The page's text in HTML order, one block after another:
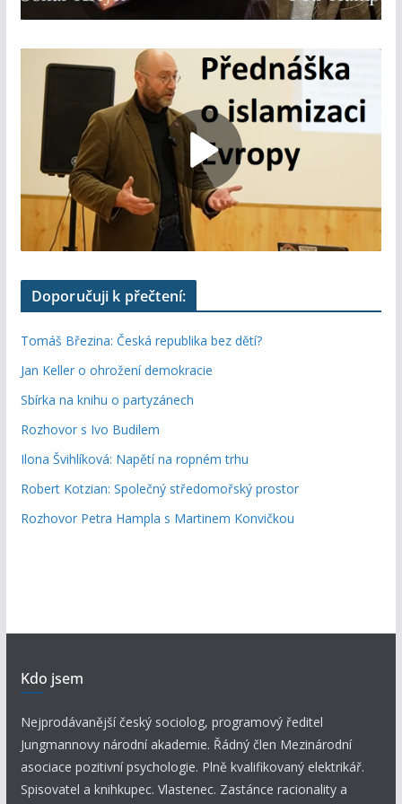
Doporučuji k přečtení:
Tomáš Březina: Česká republika bez dětí?
Jan Keller o ohrožení demokracie
Sbírka na knihu o partyzánech
Rozhovor s Ivo Budilem
Ilona Švihlíková: Napětí na ropném trhu
Robert Kotzian: Společný středomořský prostor
Rozhovor Petra Hampla s Martinem Konvičkou
Kdo jsem
Nejprodávanější český sociolog, programový ředitel
Jungmannovy národní akademie. Řádný člen Mezinárodní
asociace pozitivní psychologie. Plně kvalifikovaný elektrikář.
Spisovatel a knihkupec. Vlastenec. Zastánce racionality a